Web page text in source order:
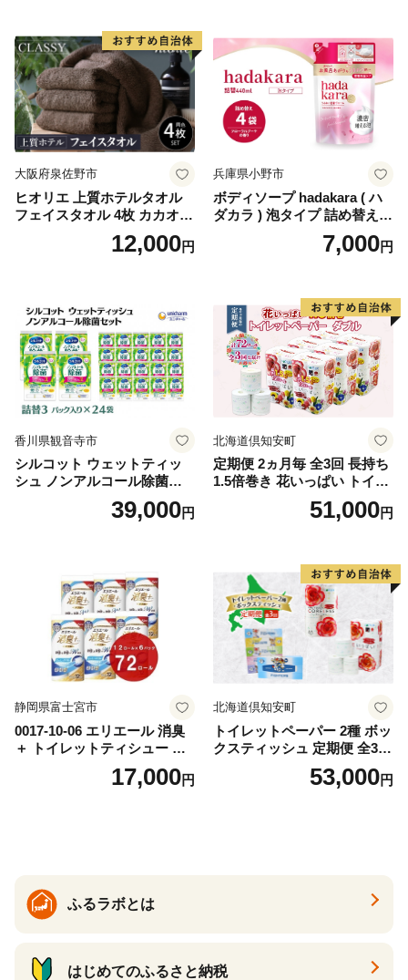
蓄 防災 エコ 消耗品 生活雑貨
生活用品 無香料 トイレット
ペーパー ダブル といれっと
ぺーぱー トイレ クレシア ト
イレットペーパー [BDBH002
-1]
大阪府泉佐野市
ヒオリエ 上質ホテルタオル
フェイスタオル 4枚 カカオ
【タオル 泉州タオル 吸水 普
段使い 無地 シンプル 日用品
12,000円
兵庫県小野市
ボディソープ hadakara ( ハ
ダカラ ) 泡タイプ 詰め替え 4
40ml×4袋 ボディーソープ 泡
ボディソープ 泡 日用品 消耗
泡石鹸 石鹸 兵庫 兵庫県 小野
7,000円
香川県観音寺市
シルコット ウェットティッ
シュ ノンアルコール除菌詰
替（43枚×3P）×24袋 日用品
おもちゃ 拭き取り 手拭き 外
39,000円
北海道倶知安町
定期便 2ヵ月毎 全3回 長持ち
1.5倍巻き 花いっぱい トイレ
ットペーパー ダブル 45ｍ 計
72ロール 全18種 花柄 プリン
ー 消耗品 備蓄 送料無料 北海
道 倶知安町 日用品
51,000円
静岡県富士宮市
0017-10-06 エリエール 消臭
＋ トイレットティシュー し
っかり香るフレッシュクリア
の香り ダブル 12ロール×6パ
17,000円
北海道倶知安町
トイレットペーパー 2種 ボッ
クスティッシュ 定期便 全3
回 日本製 まとめ買い 防災
常備品 日用雑貨 消耗品 生活
53,000円
ふるラボとは
はじめてのふるさと納税